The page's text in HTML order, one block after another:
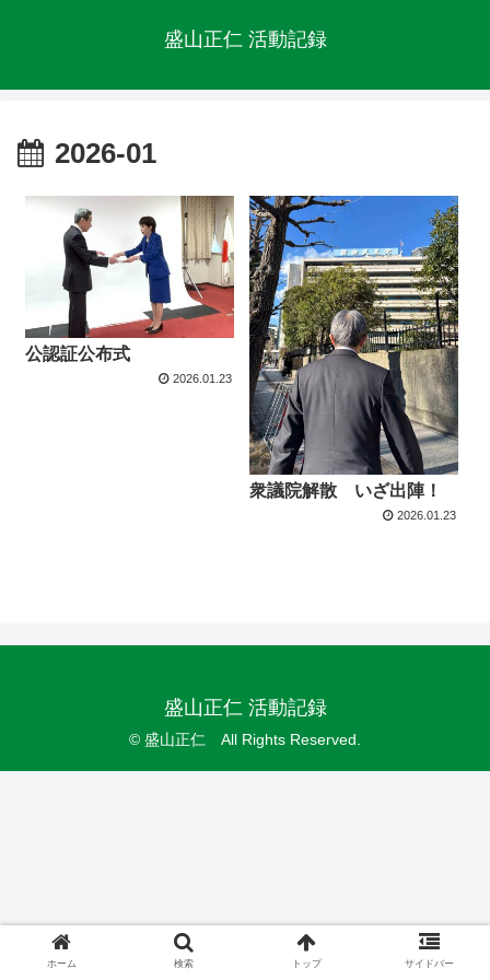
盛山正仁 活動記録
2026-01
公認証公布式
2026.01.23
衆議院解散 いざ出陣！
2026.01.23
盛山正仁 活動記録
© 盛山正仁 All Rights Reserved.
ホーム 検索 トップ サイドバー